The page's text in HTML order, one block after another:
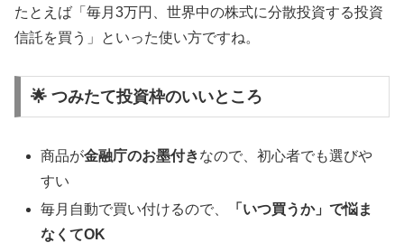
たとえば「毎月3万円、世界中の株式に分散投資する投資
信託を買う」といった使い方ですね。
🌟 つみたて投資枠のいいところ
商品が金融庁のお墨付きなので、初心者でも選びや
すい
毎月自動で買い付けるので、
「いつ買うか」で悩ま
なくてOK